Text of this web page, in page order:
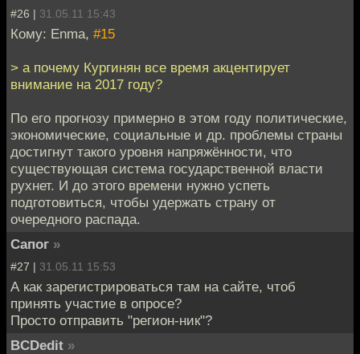
#26 | 31.05.11 15:43
Кому: Enma, #15
> а почему Кургинян все время акцентирует
внимание на 2017 году?
По его прогнозу примерно в этом году политические,
экономические, социальные и др. проблемы страны
достигнут такого уровня напряжённости, что
существующая система государственной власти
рухнет. И до этого времени нужно успеть
подготовиться, чтобы удержать страну от
очередного распада.
Сапог »
#27 | 31.05.11 15:53
А как зарегистрироваться там на сайте, чтоб
принять участие в опросе?
Просто отправить "регион-ник"?
BCDedit »